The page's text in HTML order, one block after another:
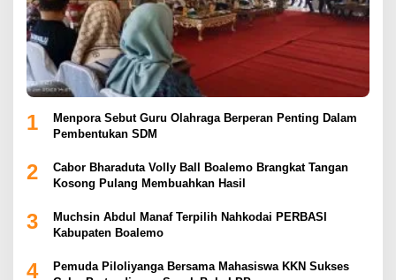
1
Menpora Sebut Guru Olahraga Berperan Penting Dalam
Pembentukan SDM
2
Cabor Bharaduta Volly Ball Boalemo Brangkat Tangan
Kosong Pulang Membuahkan Hasil
3
Muchsin Abdul Manaf Terpilih Nahkodai PERBASI
Kabupaten Boalemo
4
Pemuda Piloliyanga Bersama Mahasiswa KKN Sukses